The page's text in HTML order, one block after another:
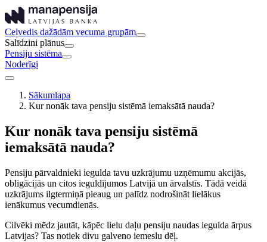
Ceļvedis dažādām vecuma grupām
Salīdzini plānus
Pensiju sistēma
Noderīgi
Sākumlapa
Kur nonāk tava pensiju sistēmā iemaksātā nauda?
Kur nonāk tava pensiju sistēmā
iemaksātā nauda?
Pensiju pārvaldnieki iegulda tavu uzkrājumu uzņēmumu akcijās,
obligācijās un citos ieguldījumos Latvijā un ārvalstīs. Tādā veidā
uzkrājums ilgtermiņā pieaug un palīdz nodrošināt lielākus
ienākumus vecumdienās.
Cilvēki mēdz jautāt, kāpēc lielu daļu pensiju naudas iegulda ārpus
Latvijas? Tas notiek divu galveno iemeslu dēļ.